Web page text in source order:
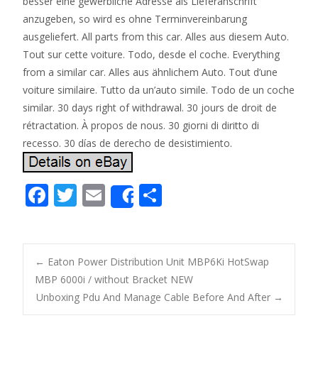
F
e
b
o
o
T
itt
er
E
m
ai
l
Share
ar
e
Post navigation
← Eaton Power Distribution Unit MBP6Ki HotSwap
MBP 6000i / without Bracket NEW
Unboxing Pdu And Manage Cable Before And After →